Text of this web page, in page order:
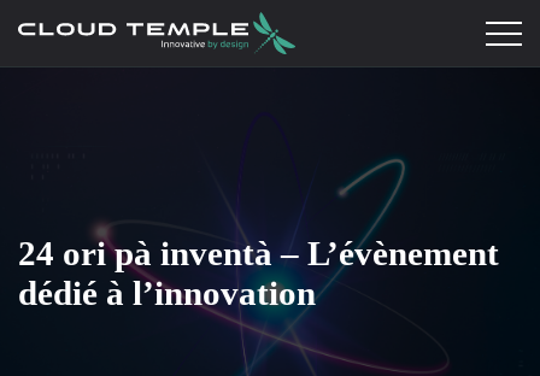
24 ori pà inventà – L’évènement
dédié à l’innovation